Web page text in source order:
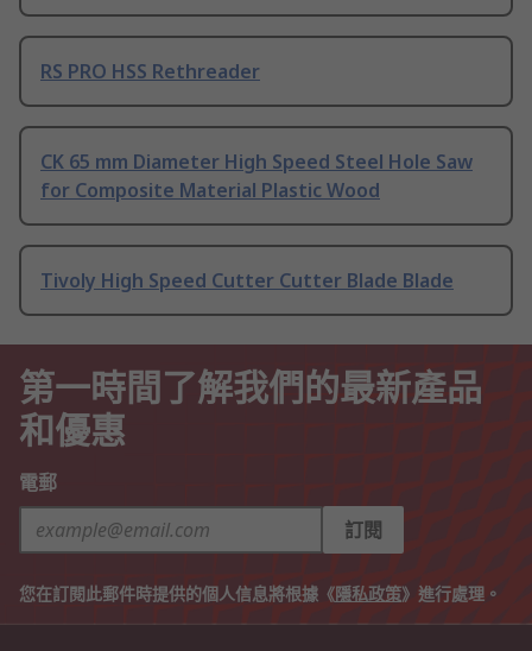
RS PRO HSS Rethreader
CK 65 mm Diameter High Speed Steel Hole Saw
for Composite Material Plastic Wood
Tivoly High Speed Cutter Cutter Blade Blade
第一時間了解我們的最新產品
和優惠
電郵
訂閱
您在訂閱此郵件時提供的個人信息將根據《隱私政策》進行處理。